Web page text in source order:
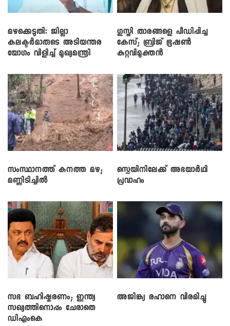
മഴക്കെടുതി: ജില്ലാ
കലക്ടർമാരുടെ അടിയന്തര
യോഗം വിളിച്ച് മുഖ്യമന്ത്രി
​ഗുസ്തി താരങ്ങളെ പീഡിപ്പിച്ച
കേസ്; ബ്രിജ് ഭൂഷൺ
കുറ്റവിമുക്തൻ
സംസ്ഥാനത്ത് കനത്ത മഴ;
മണ്ണിടിച്ചിൽ
സ്പെയിനിലേക്ക് അഭയാർഥി
പ്രവാഹം
സഭ ബഹിഷ്കരണം; ഇന്ത്യ
സഖ്യത്തിനൊപ്പം ചേരാതെ
ഡിഎംകെ
അജിങ്ക്യ രഹാനെ വിരമിച്ചു